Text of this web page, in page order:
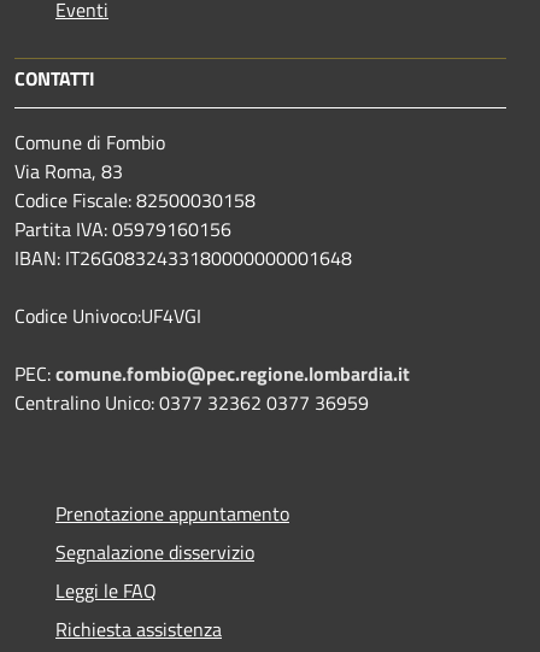
Eventi
CONTATTI
Comune di Fombio
Via Roma, 83
Codice Fiscale: 82500030158
Partita IVA: 05979160156
IBAN: IT26G0832433180000000001648
Codice Univoco:UF4VGI
PEC:comune.fombio@pec.regione.lombardia.it
Centralino Unico: 0377 32362 0377 36959
Prenotazione appuntamento
Segnalazione disservizio
Leggi le FAQ
Richiesta assistenza